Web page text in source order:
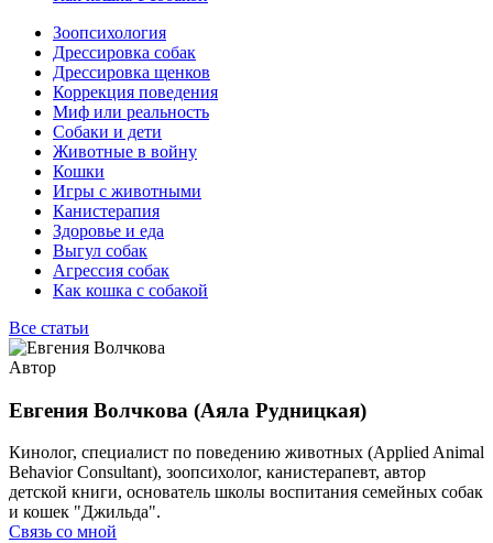
Зоопсихология
Дрессировка собак
Дрессировка щенков
Коррекция поведения
Миф или реальность
Собаки и дети
Животные в войну
Кошки
Игры с животными
Канистерапия
Здоровье и еда
Выгул собак
Агрессия собак
Как кошка с собакой
Все статьи
Автор
Евгения Волчкова (Аяла Рудницкая)
Кинолог, специалист по поведению животных (Applied Animal
Behavior Consultant), зоопсихолог, канистерапевт, автор
детской книги, основатель школы воспитания семейных собак
и кошек "Джильда".
Связь со мной